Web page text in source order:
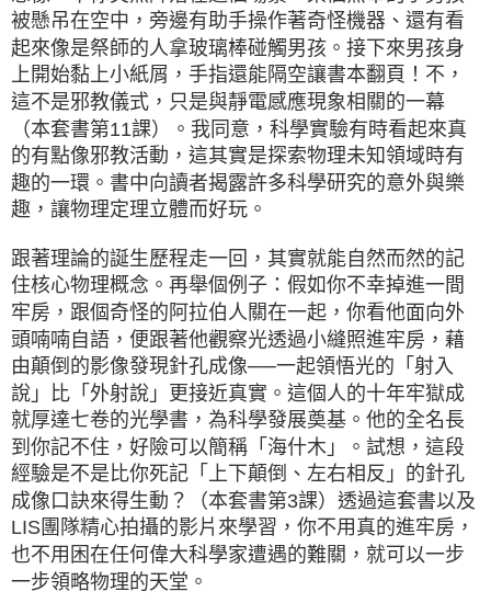
被懸吊在空中，旁邊有助手操作著奇怪機器、還有看
起來像是祭師的人拿玻璃棒碰觸男孩。接下來男孩身
上開始黏上小紙屑，手指還能隔空讓書本翻頁！不，
這不是邪教儀式，只是與靜電感應現象相關的一幕
（本套書第11課）。我同意，科學實驗有時看起來真
的有點像邪教活動，這其實是探索物理未知領域時有
趣的一環。書中向讀者揭露許多科學研究的意外與樂
趣，讓物理定理立體而好玩。
跟著理論的誕生歷程走一回，其實就能自然而然的記
住核心物理概念。再舉個例子：假如你不幸掉進一間
牢房，跟個奇怪的阿拉伯人關在一起，你看他面向外
頭喃喃自語，便跟著他觀察光透過小縫照進牢房，藉
由顛倒的影像發現針孔成像──一起領悟光的「射入
說」比「外射說」更接近真實。這個人的十年牢獄成
就厚達七卷的光學書，為科學發展奠基。他的全名長
到你記不住，好險可以簡稱「海什木」。試想，這段
經驗是不是比你死記「上下顛倒、左右相反」的針孔
成像口訣來得生動？（本套書第3課）透過這套書以及
LIS團隊精心拍攝的影片來學習，你不用真的進牢房，
也不用困在任何偉大科學家遭遇的難關，就可以一步
一步領略物理的天堂。